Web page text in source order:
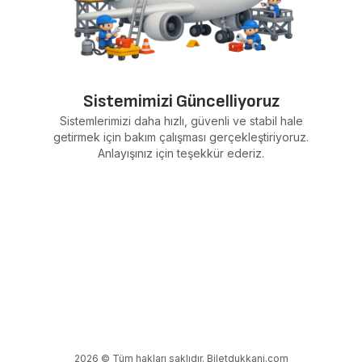
Sistemimizi Güncelliyoruz
Sistemlerimizi daha hızlı, güvenli ve stabil hale
getirmek için bakım çalışması gerçekleştiriyoruz.
Anlayışınız için teşekkür ederiz.
2026 © Tüm hakları saklıdır. Biletdukkani.com